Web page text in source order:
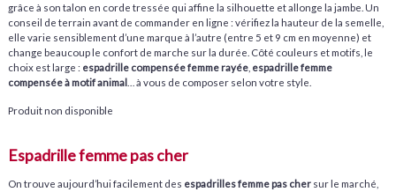
grâce à son talon en corde tressée qui affine la silhouette et allonge la jambe. Un
conseil de terrain avant de commander en ligne : vérifiez la hauteur de la semelle,
elle varie sensiblement d’une marque à l’autre (entre 5 et 9 cm en moyenne) et
change beaucoup le confort de marche sur la durée. Côté couleurs et motifs, le
choix est large : espadrille compensée femme rayée, espadrille femme
compensée à motif animal
… à vous de composer selon votre style.
Produit non disponible
Espadrille femme pas cher
On trouve aujourd’hui facilement des espadrilles femme pas chersur le marché,